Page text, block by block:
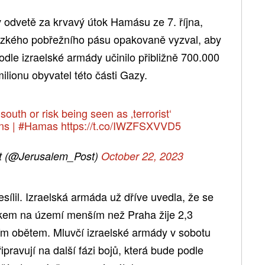
za krvavý útok Hamásu ze 7. října,
pobřežního pásu opakovaně vyzval, aby
izraelské armády učinilo přibližně 700.000
obyvatel této části Gazy.
or risk being seen as ‚terrorist‘
| #Hamas https://t.co/IWZFSXVVD5
October 22, 2023
Izraelská armáda už dříve uvedla, že se
na území menším než Praha žije 2,3
obětem. Mluvčí izraelské armády v sobotu
na další fázi bojů, která bude podle